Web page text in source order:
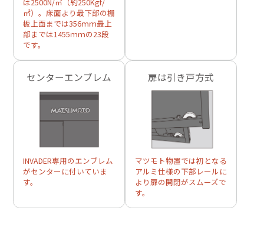
は2500N/㎡（約250Kgf/
㎡）。床面より最下部の棚
板上面までは356ｍｍ最上
部までは1455ｍｍの23段
です。
センターエンブレム
INVADER専用のエンブレム
がセンターに付いていま
す。
扉は引き戸方式
マツモト物置では初となる
アルミ仕様の下部レールに
より扉の開閉がスムーズで
す。